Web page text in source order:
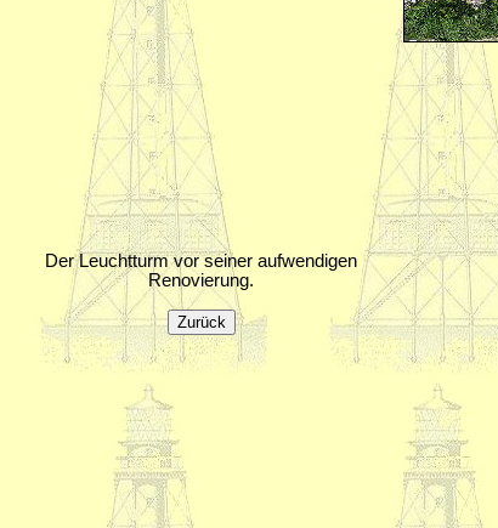
Der Leuchtturm vor seiner aufwendigen
Renovierung.